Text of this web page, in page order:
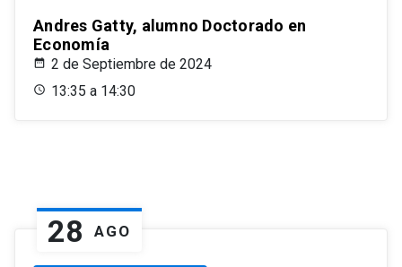
Andres Gatty, alumno Doctorado en
Economía
2 de Septiembre de 2024
13:35 a 14:30
28 AGO